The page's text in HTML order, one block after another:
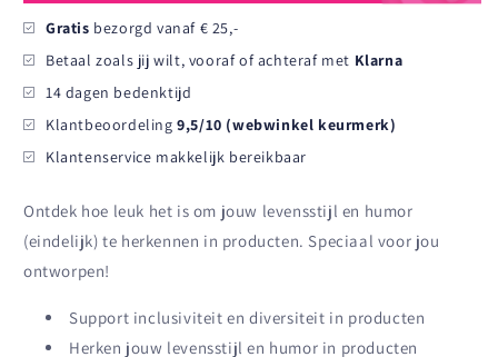
Gratis bezorgd vanaf € 25,-
Betaal zoals jij wilt, vooraf of achteraf met Klarna
14 dagen bedenktijd
Klantbeoordeling9,5/10 (webwinkel keurmerk)
Klantenservice makkelijk bereikbaar
Ontdek hoe leuk het is om jouw levensstijl en humor
(eindelijk) te herkennen in producten. Speciaal voor jou
ontworpen!
Support inclusiviteit en diversiteit in producten
Herken jouw levensstijl en humor in producten